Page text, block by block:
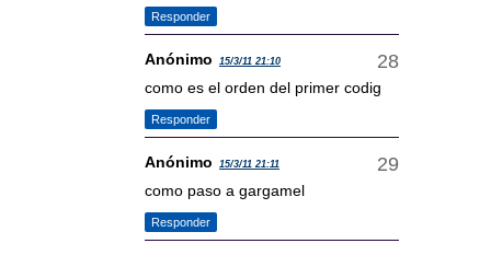
Responder
Anónimo 15/3/11 21:10
como es el orden del primer codig
Responder
Anónimo 15/3/11 21:11
como paso a gargamel
Responder